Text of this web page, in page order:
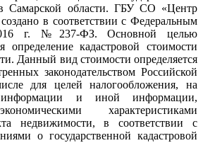
в Самарской области. ГБУ СО «Центр
в соответствии с Федеральным
г. №237-ФЗ. Основной целью
определение кадастровой стоимости
Данный вид стоимости определяется
законодательством Российской
для целей налогообложения, на
и иной информации,
характеристиками
недвижимости, в соответствии с
о государственной кадастровой